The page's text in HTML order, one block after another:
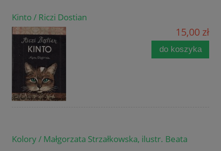
Kinto / Riczi Dostian
15,00 zł
do koszyka
Kolory / Małgorzata Strzałkowska, ilustr. Beata